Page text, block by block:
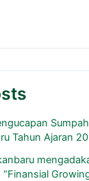
Tahun Ajaran